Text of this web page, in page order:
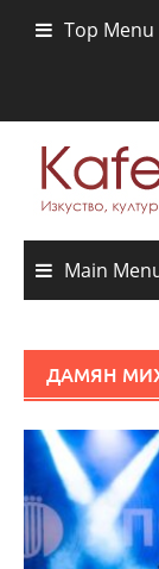
Top Menu
Main
ДАМЯН